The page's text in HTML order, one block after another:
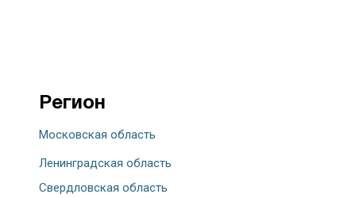
Регион
Московская область
Ленинградская область
Свердловская область